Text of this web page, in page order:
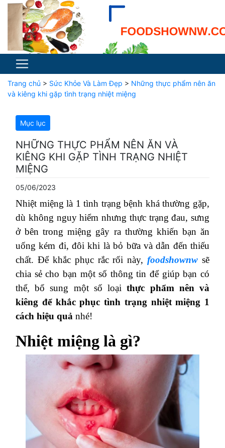
Trang chủ > Sức Khỏe Và Làm Đẹp > Những thực phẩm nên ăn
và kiêng khi gặp tình trạng nhiệt miệng
Mục lục
NHỮNG THỰC PHẨM NÊN ĂN VÀ
KIÊNG KHI GẶP TÌNH TRẠNG NHIỆT
MIỆNG
05/06/2023
Nhiệt miệng là 1 tình trạng bệnh khá thường gặp,
dù không nguy hiểm nhưng thực trạng đau, sưng
ở bên trong miệng gây ra thường khiến bạn ăn
uống kém đi, đôi khi là bỏ bữa và dẫn đến thiếu
chất. Để khắc phục rắc rối này,foodshownw sẽ
chia sẻ cho bạn một số thông tin để giúp bạn có
thể, bổ sung một số loạithực phẩm nên và
kiêng để khắc phục tình trạng nhiệt miệng 1
cách hiệu quả nhé!
Nhiệt miệng là gì?